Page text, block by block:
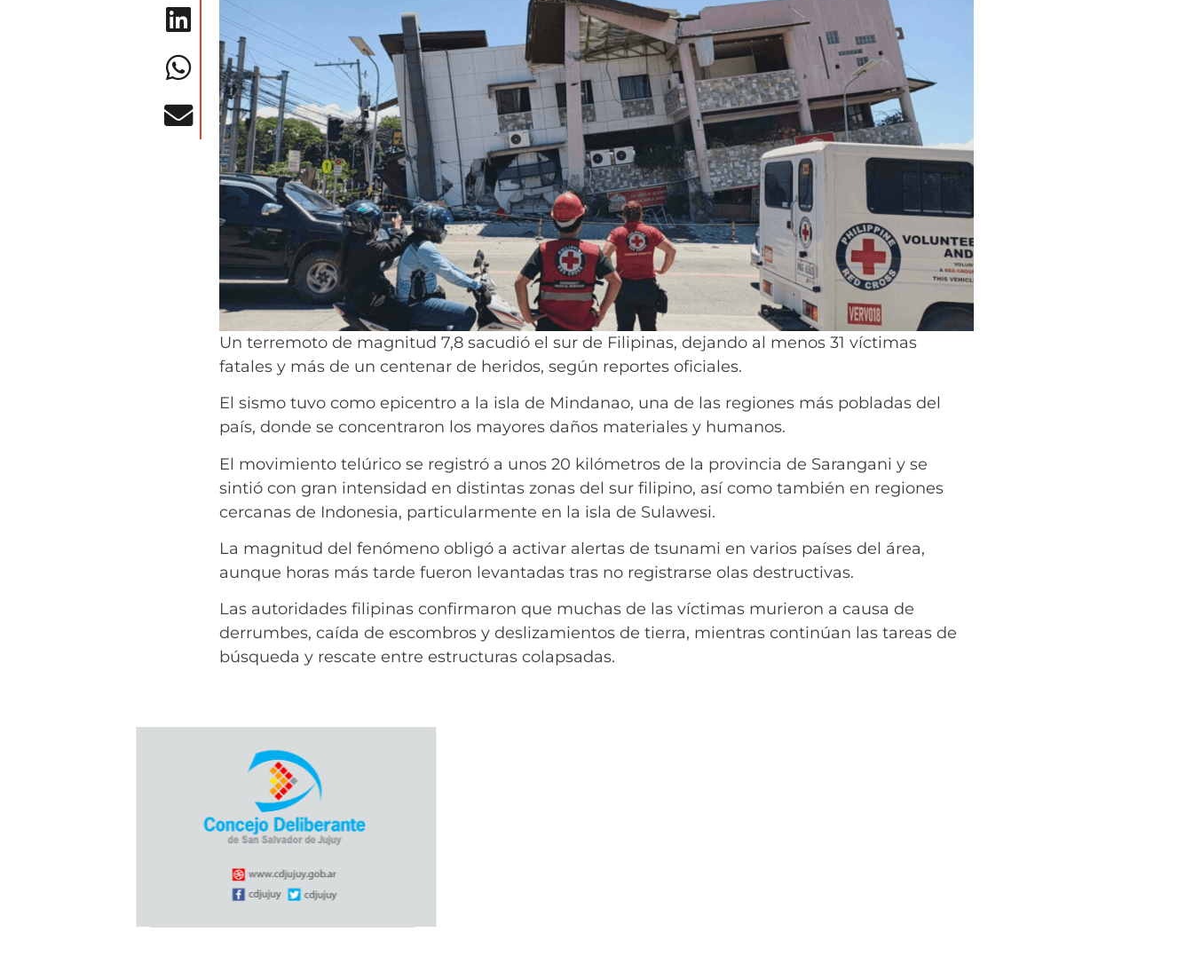
Un terremoto de magnitud 7,8 sacudió el sur de Filipinas, dejando al menos 31 víctimas
fatales y más de un centenar de heridos, según reportes oficiales.
El sismo tuvo como epicentro a la isla de Mindanao, una de las regiones más pobladas del
país, donde se concentraron los mayores daños materiales y humanos.
El movimiento telúrico se registró a unos 20 kilómetros de la provincia de Sarangani y se
sintió con gran intensidad en distintas zonas del sur filipino, así como también en regiones
cercanas de Indonesia, particularmente en la isla de Sulawesi.
La magnitud del fenómeno obligó a activar alertas de tsunami en varios países del área,
aunque horas más tarde fueron levantadas tras no registrarse olas destructivas.
Las autoridades filipinas confirmaron que muchas de las víctimas murieron a causa de
derrumbes, caída de escombros y deslizamientos de tierra, mientras continúan las tareas de
búsqueda y rescate entre estructuras colapsadas.